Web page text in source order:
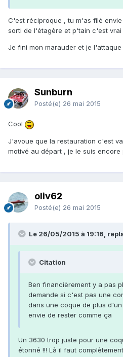
C'est réciproque , tu m'as filé
sorti de l'étagère et p'tain c'est
Je fini mon marauder et je l'attaque
Sunburn
Posté(e) 26 mai 2015
Cool
J'avoue que la restauration c'est
motivé au départ , je le suis encore
oliv62
Posté(e) 26 mai 2015
Le 26/05/2015 à 19:16,
Citation
Ben financièrement y a pas
demande si c'est pas une
dans une coque de plus
envie de rester comme ça
Un 3630 trop juste pour une
étonné !!! Là il faut